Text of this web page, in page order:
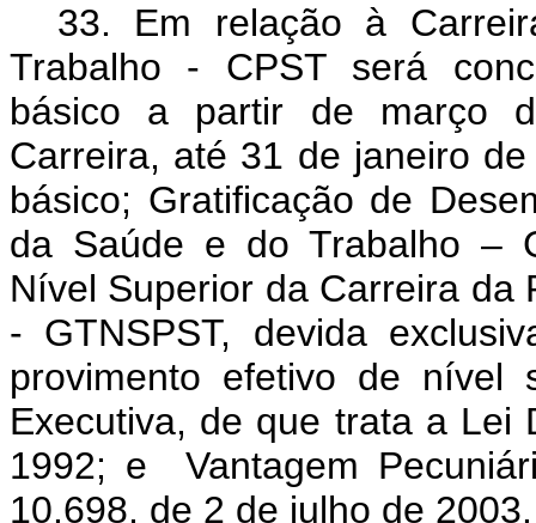
33. Em relação à
Trabalho - CPST será
básico a partir de março
Carreira, até 31 de janeiro
básico; Gratificação de
da Saúde e do Trabalho –
Nível Superior da Carreira da
- GTNSPST, devida
provimento efetivo de nível
Executiva, de que trata a Lei
1992; e Vantagem
10.698, de 2 de julho de